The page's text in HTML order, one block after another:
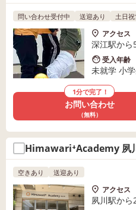
問い合わせ受付中 送迎あり 土日
アクセス
深江駅か
受入年齢
未就学 小
1分で完了！
お問い合わせ
（無料）
Himawari⁺Academy 夙
空きあり 送迎あり
アクセス
夙川駅か